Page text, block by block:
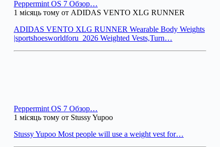
Peppermint OS 7 Обзор…
1 місяць тому от ADIDAS VENTO XLG RUNNER
ADIDAS VENTO XLG RUNNER Wearable Body Weights
|sportshoesworldforu_2026 Weighted Vests,Turn…
Peppermint OS 7 Обзор…
1 місяць тому от Stussy Yupoo
Stussy Yupoo Most people will use a weight vest for…